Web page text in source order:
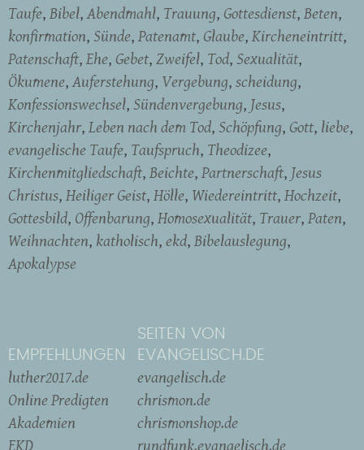
Taufe Bibel Abendmahl Trauung Gottesdienst Beten
konfirmation Sünde Patenamt Glaube Kircheneintritt
Patenschaft Ehe Gebet Zweifel Tod Sexualität
Ökumene Auferstehung Vergebung scheidung
Konfessionswechsel Sündenvergebung Jesus
Kirchenjahr Leben nach dem Tod Schöpfung Gott liebe
evangelische Taufe Taufspruch Theodizee
Kirchenmitgliedschaft Beichte Partnerschaft Jesus
Christus Heiliger Geist Hölle Wiedereintritt Hochzeit
Gottesbild Offenbarung Homosexualität Trauer Paten
Weihnachten katholisch ekd Bibelauslegung
Apokalypse
EMPFEHLUNGEN
luther2017.de
Online Predigten
Akademien
EKD
SEITEN VON
EVANGELISCH.DE
evangelisch.de
chrismon.de
chrismonshop.de
rundfunk.evangelisch.de